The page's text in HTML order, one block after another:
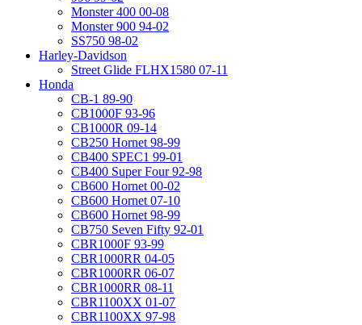
Monster 400 00-08
Monster 900 94-02
SS750 98-02
Harley-Davidson
Street Glide FLHX1580 07-11
Honda
CB-1 89-90
CB1000F 93-96
CB1000R 09-14
CB250 Hornet 98-99
CB400 SPEC1 99-01
CB400 Super Four 92-98
CB600 Hornet 00-02
CB600 Hornet 07-10
CB600 Hornet 98-99
CB750 Seven Fifty 92-01
CBR1000F 93-99
CBR1000RR 04-05
CBR1000RR 06-07
CBR1000RR 08-11
CBR1100XX 01-07
CBR1100XX 97-98